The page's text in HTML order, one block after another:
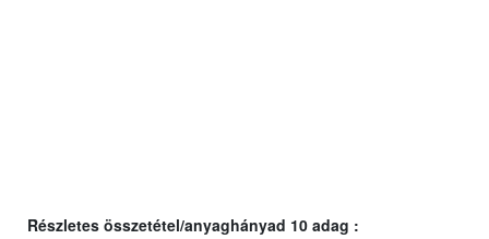
Részletes összetétel/anyaghányad 10 adag :